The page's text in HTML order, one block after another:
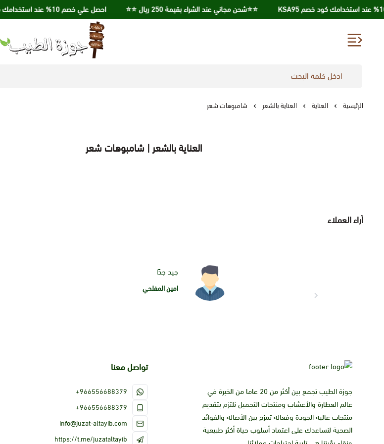
⭐️⭐️شحن مجاني عند الشراء بقيمة 250 ريال ⭐️⭐️ احصل علي خصم 10% عند استخدامك كود خصم KSA95
جوزة الطيب
الرئيسية العناية العناية بالشعر شامبوهات شعر
العناية بالشعر | شامبوهات شعر
آراء العملاء
جيد جدًا
امين المفلحي
جوزة الطيب تجمع بين أكثر من 20 عاما من الخبرة في
عالم العطارة والأعشاب ومنتجات التجميل نلتزم بتقديم
منتجات عالية الجودة وفعالة تمزج بين الأصالة والفوائد
الصحية لنساعدك على اعتماد أسلوب حياة أكثر طبيعية
تواصل معنا
+966556688379
+966556688379
info@juzat-altayib.com
https://t.me/juzataltayib